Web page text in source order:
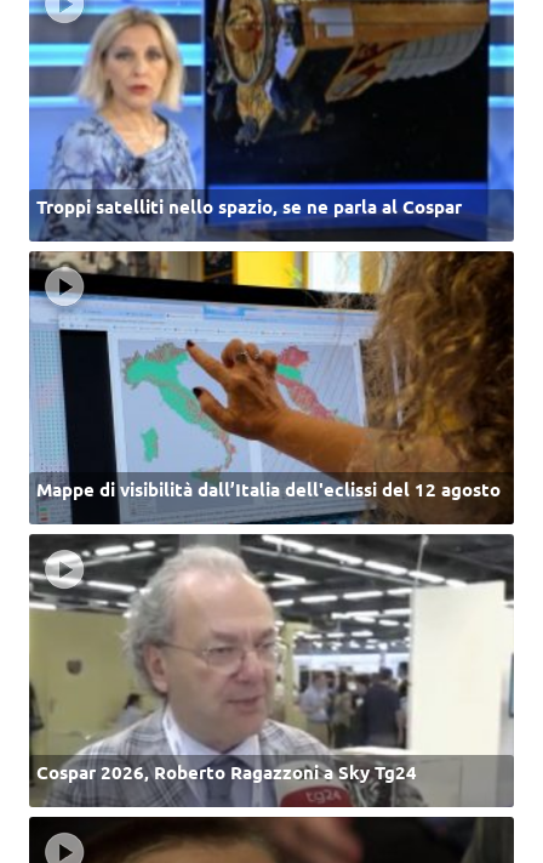
Troppi satelliti nello spazio, se ne parla al Cospar
Mappe di visibilità dall’Italia dell'eclissi del 12 agosto
Cospar 2026, Roberto Ragazzoni a Sky Tg24